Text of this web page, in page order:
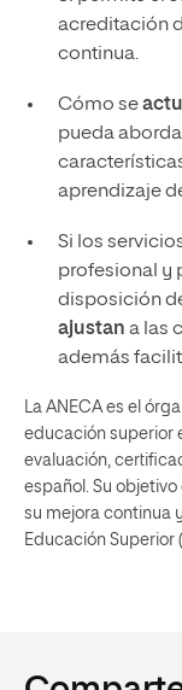
acreditación
continua.
Cómo se
pueda
aprendizaje
Si los
profesional y
disposición
ajustan a las
además
La ANECA es el
educación superior
evaluación,
español. Su
su mejora continua
Educación Superior